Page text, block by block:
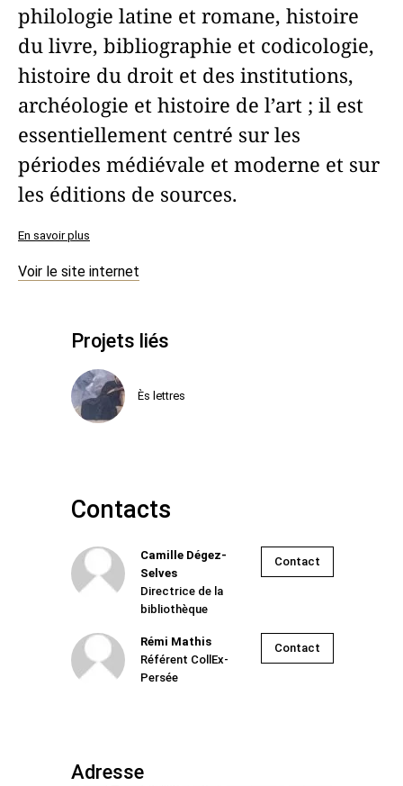
Projets liés
Ès lettres
Contacts
Camille Dégez-
Selves
Directrice de la
bibliothèque
Contact
Rémi Mathis
Référent CollEx-
Persée
Contact
Adresse
philologie latine et romane, histoire
du livre, bibliographie et codicologie,
histoire du droit et des institutions,
archéologie et histoire de l’art ; il est
essentiellement centré sur les
périodes médiévale et moderne et sur
les éditions de sources.
En savoir plus
Voir le site internet